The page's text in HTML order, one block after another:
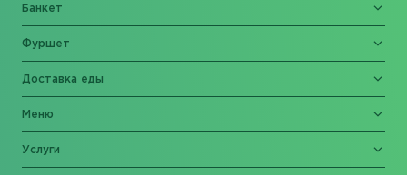
Банкет
Фуршет
Доставка еды
Меню
Услуги